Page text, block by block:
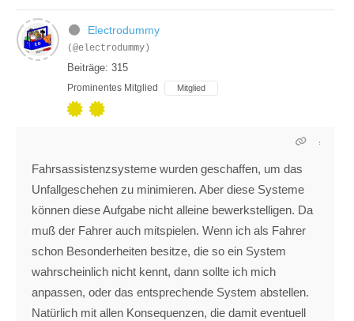
Electrodummy
(@electrodummy)
Beiträge: 315
Prominentes Mitglied Mitglied
Fahrsassistenzsysteme wurden geschaffen, um das
Unfallgeschehen zu minimieren. Aber diese Systeme
können diese Aufgabe nicht alleine bewerkstelligen. Da
muß der Fahrer auch mitspielen. Wenn ich als Fahrer
schon Besonderheiten besitze, die so ein System
wahrscheinlich nicht kennt, dann sollte ich mich
anpassen, oder das entsprechende System abstellen.
Natürlich mit allen Konsequenzen, die damit eventuell